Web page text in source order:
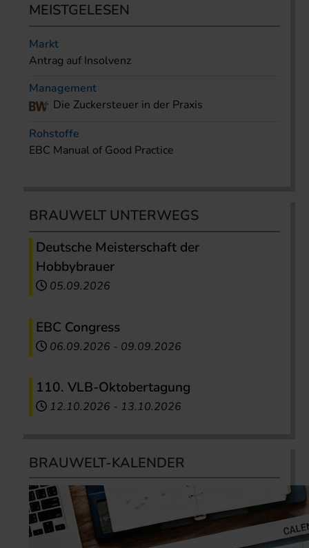
MEISTGELESEN
Markt
Antrag auf Insolvenz
Management
Die Zuckersteuer in der Praxis
Rohstoffe
EBC Manual of Good Practice
BRAUWELT UNTERWEGS
Deutsche Meisterschaft der
Hobbybrauer
05.09.2026
EBC Congress
06.09.2026 - 09.09.2026
110. VLB-Oktobertagung
12.10.2026 - 13.10.2026
BRAUWELT-KALENDER